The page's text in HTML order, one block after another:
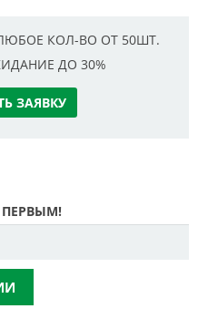
КОЛ-ВО ОТ 50ШТ.
ДО 30%
ЗАЯВКУ